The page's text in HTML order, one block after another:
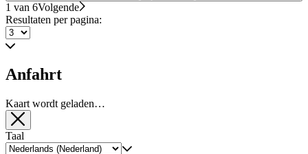
1 van 6Volgende
Resultaten per pagina:
Anfahrt
Kaart wordt geladen…
Taal